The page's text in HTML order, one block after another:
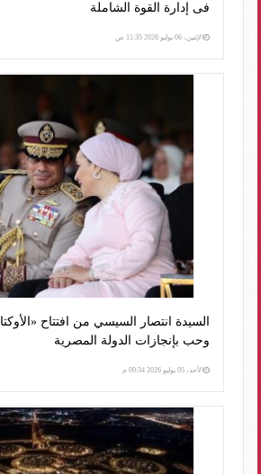
فى إدارة القوة الشاملة
الإثنين، 06 يوليو 2026 11:35 ص
السيدة انتصار السيسي من افتتاح
وحب بإنجازات الدولة المصرية
الأحد، 05 يوليو 2026 09:34 م